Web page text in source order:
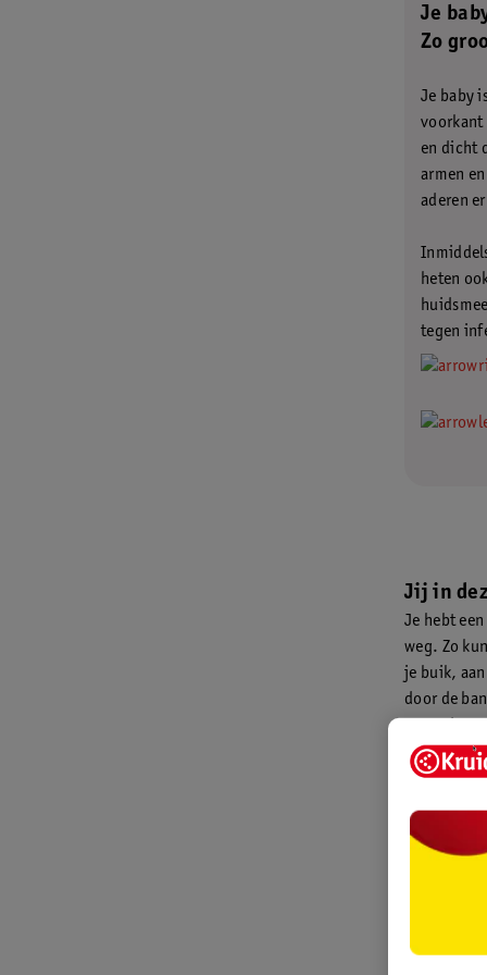
Je
Zo
Je baby
voorkant
en dicht
armen
aderen
heten
tegen
Jij in
Je hebt
weg. Zo
je buik,
door de
spannen.
Tip voor
Ben je
een
baby